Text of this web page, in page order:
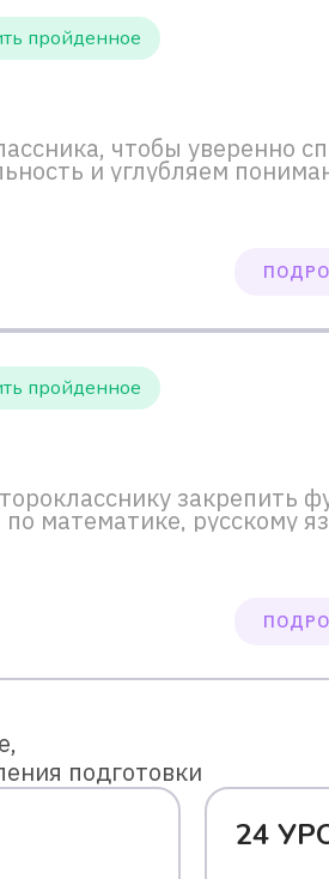
пройденное
чтобы уверенно
и углубляем
пройденное
закрепить
математике, русскому
подготовки
24